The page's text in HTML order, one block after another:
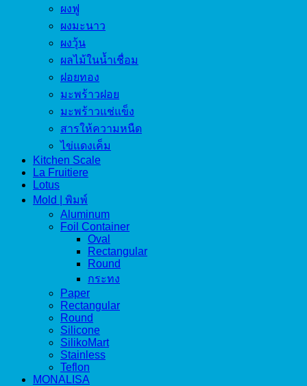
ผงฟู
ผงมะนาว
ผงวุ้น
ผลไม้ในน้ำเชื่อม
ฝอยทอง
มะพร้าวฝอย
มะพร้าวแช่แข็ง
สารให้ความหนืด
ไข่แดงเค็ม
Kitchen Scale
La Fruitiere
Lotus
Mold | พิมพ์
Aluminum
Foil Container
Oval
Rectangular
Round
กระทง
Paper
Rectangular
Round
Silicone
SilikoMart
Stainless
Teflon
MONALISA